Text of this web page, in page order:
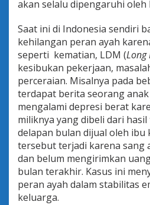
u
K
e
h
i
l
a
n
a
n
P
e
r
a
n
A
akan selalu dipengaruhi oleh
Saat ini di Indonesia sendiri
kehilangan peran ayah
seperti kematian, LDM (Long
kesibukan pekerjaan,
perceraian. Misalnya pada
terdapat berita seorang
mengalami depresi berat
miliknya yang dibeli dari
delapan bulan dijual oleh ibu
tersebut terjadi karena sang
dan belum mengirimkan
bulan terakhir. Kasus ini
peran ayah dalam stabilitas
keluarga.